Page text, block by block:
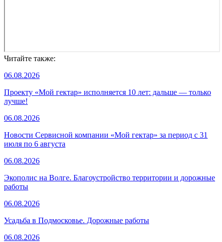
Читайте также:
06.08.2026
Проекту «Мой гектар» исполняется 10 лет: дальше — только
лучше!
06.08.2026
Новости Сервисной компании «Мой гектар» за период с 31
июля по 6 августа
06.08.2026
Экополис на Волге. Благоустройство территории и дорожные
работы
06.08.2026
Усадьба в Подмосковье. Дорожные работы
06.08.2026